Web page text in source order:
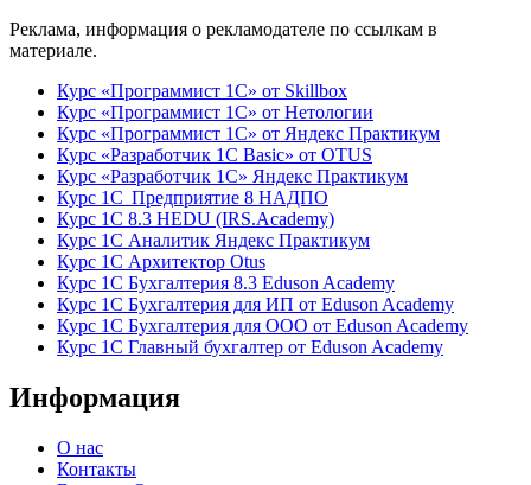
Реклама, информация о рекламодателе по ссылкам в
материале.
Курс «Программист 1С» от Skillbox
Курс «Программист 1С» от Нетологии
Курс «Программист 1С» от Яндекс Практикум
Курс «Разработчик 1С Basic» от OTUS
Курс «Разработчик 1С» Яндекс Практикум
Курс 1С Предприятие 8 НАДПО
Курс 1С 8.3 HEDU (IRS.Academy)
Курс 1С Аналитик Яндекс Практикум
Курс 1С Архитектор Otus
Курс 1С Бухгалтерия 8.3 Eduson Academy
Курс 1С Бухгалтерия для ИП от Eduson Academy
Курс 1С Бухгалтерия для ООО от Eduson Academy
Курс 1С Главный бухгалтер от Eduson Academy
Информация
О нас
Контакты